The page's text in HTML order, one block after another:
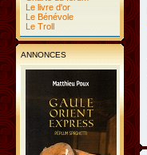
Le livre d'or
Le Bénévole
Le Troll
ANNONCES